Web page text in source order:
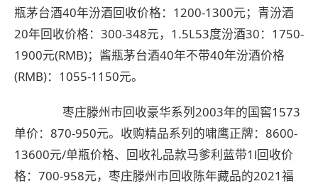
瓶茅台酒40年汾酒回收价格：1200-1300元；青汾酒
20年回收价格：300-348元，1.5L53度汾酒30：1750-
1900元(RMB)；酱瓶茅台酒40年不带40年汾酒价格
(RMB)：1055-1150元。
枣庄滕州市回收豪华系列2003年的国窖1573
单价：870-950元。收购精品系列的啸鹰正牌：8600-
13600元/单瓶价格、回收礼品款马爹利蓝带1l回收价
格：700-958元，枣庄滕州市回收陈年藏品的2021福